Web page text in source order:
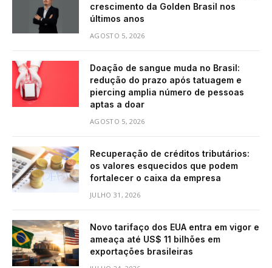
crescimento da Golden Brasil nos
últimos anos
AGOSTO 5, 2026
Doação de sangue muda no Brasil:
redução do prazo após tatuagem e
piercing amplia número de pessoas
aptas a doar
AGOSTO 5, 2026
Recuperação de créditos tributários:
os valores esquecidos que podem
fortalecer o caixa da empresa
JULHO 31, 2026
Novo tarifaço dos EUA entra em vigor e
ameaça até US$ 11 bilhões em
exportações brasileiras